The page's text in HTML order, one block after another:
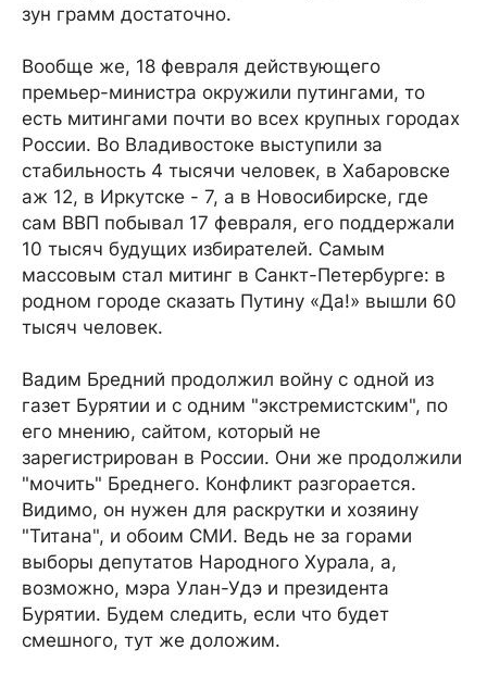
зун грамм достаточно.
Вообще же, 18 февраля действующего
премьер-министра окружили путингами, то
есть митингами почти во всех крупных городах
России. Во Владивостоке выступили за
стабильность 4 тысячи человек, в Хабаровске
аж 12, в Иркутске - 7, а в Новосибирске, где
сам ВВП побывал 17 февраля, его поддержали
10 тысяч будущих избирателей. Самым
массовым стал митинг в Санкт-Петербурге: в
родном городе сказать Путину «Да!» вышли 60
тысяч человек.
Вадим Бредний продолжил войну с одной из
газет Бурятии и с одним "экстремистским", по
его мнению, сайтом, который не
зарегистрирован в России. Они же продолжили
"мочить" Бреднего. Конфликт разгорается.
Видимо, он нужен для раскрутки и хозяину
"Титана", и обоим СМИ. Ведь не за горами
выборы депутатов Народного Хурала, а,
возможно, мэра Улан-Удэ и президента
Бурятии. Будем следить, если что будет
смешного, тут же доложим.